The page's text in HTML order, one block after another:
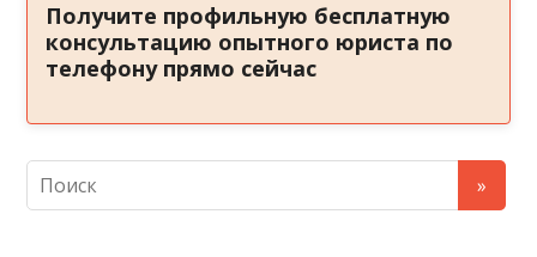
Получите профильную бесплатную
консультацию опытного юриста по
телефону прямо сейчас